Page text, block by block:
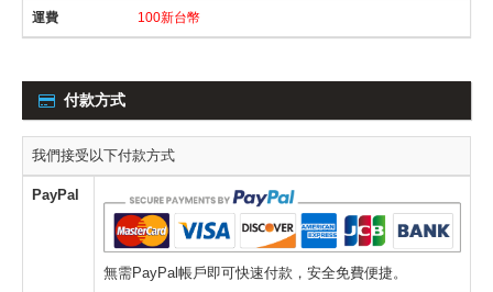
100新台幣
付款方式
我們接受以下付款方式
PayPal
無需PayPal帳戶即可快速付款，安全免費便捷。